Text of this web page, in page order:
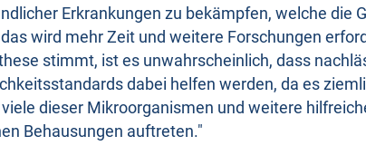
Erkrankungen zu bekämpfen, welche die
wird mehr Zeit und weitere Forschungen
stimmt, ist es unwahrscheinlich, dass
dabei helfen werden, da es
dieser Mikroorganismen und weitere
Behausungen auftreten."